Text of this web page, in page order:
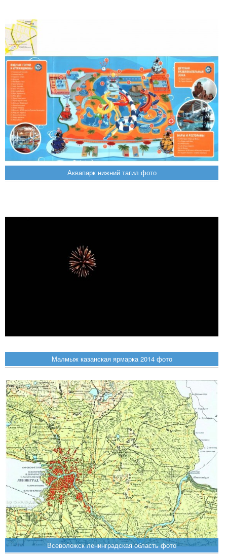
Аквапарк нижний тагил фото
Малмыж казанская ярмарка 2014 фото
Всеволожск ленинградская область фото